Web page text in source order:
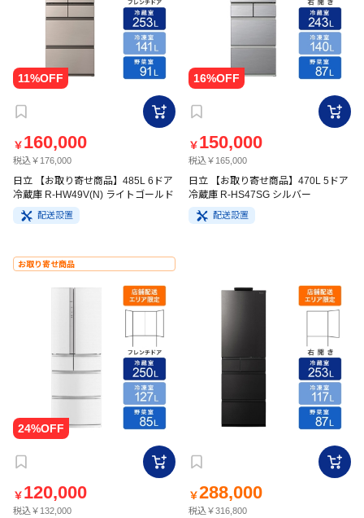
￥ 160,000
税込￥176,000
日立 【お取り寄せ商品】485L 6ドア
冷蔵庫 R-HW49V(N) ライトゴールド
配送設置
￥ 150,000
税込￥165,000
日立 【お取り寄せ商品】470L 5ドア
冷蔵庫 R-HS47SG シルバー
配送設置
お取り寄せ商品
￥ 120,000
税込￥132,000
￥288,000
税込￥316,800